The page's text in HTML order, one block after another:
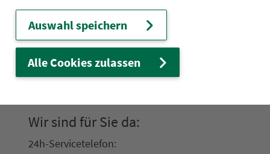
Abfahrten
Tickets & Preise
Fahr­plan­ände­rungen
Wir sind für Sie da:
24h-Ser­vice­te­le­fon:
Auswahl speichern
Alle Cookies zulassen